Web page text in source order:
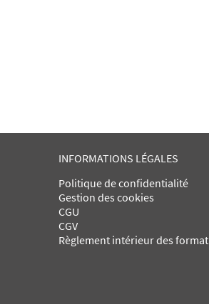
INFORMATIONS LÉGALES
Politique de confidentialité
Gestion des cookies
CGU
CGV
Règlement intérieur des